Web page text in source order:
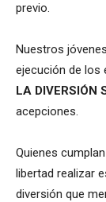
previo.
Nuestros
ejecución de los
LA DIVERSIÓN
acepciones.
Quienes
libertad realizar
diversión que